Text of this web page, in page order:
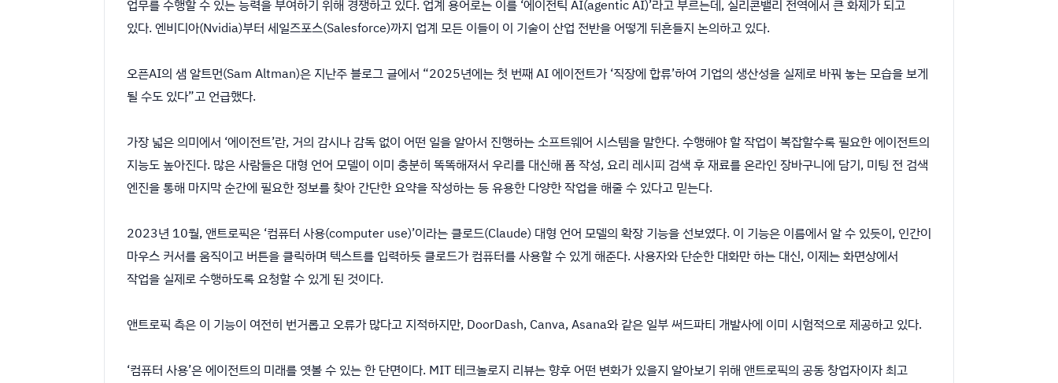
업무를 수행할 수 있는 능력을 부여하기 위해 경쟁하고 있다. 업계 용어로는 이를 ‘에이전틱 AI(agentic AI)’라고 부르는데, 실리콘밸리 전역에서 큰 화제가 되고
있다. 엔비디아(Nvidia)부터 세일즈포스(Salesforce)까지 업계 모든 이들이 이 기술이 산업 전반을 어떻게 뒤흔들지 논의하고 있다.
오픈AI의 샘 알트먼(Sam Altman)은 지난주 블로그 글에서 “2025년에는 첫 번째 AI 에이전트가 ‘직장에 합류’하여 기업의 생산성을 실제로 바꿔 놓는 모습을 보게
될 수도 있다”고 언급했다.
가장 넓은 의미에서 ‘에이전트’란, 거의 감시나 감독 없이 어떤 일을 알아서 진행하는 소프트웨어 시스템을 말한다. 수행해야 할 작업이 복잡할수록 필요한 에이전트의
지능도 높아진다. 많은 사람들은 대형 언어 모델이 이미 충분히 똑똑해져서 우리를 대신해 폼 작성, 요리 레시피 검색 후 재료를 온라인 장바구니에 담기, 미팅 전 검색
엔진을 통해 마지막 순간에 필요한 정보를 찾아 간단한 요약을 작성하는 등 유용한 다양한 작업을 해줄 수 있다고 믿는다.
2023년 10월, 앤트로픽은 ‘컴퓨터 사용(computer use)’이라는 클로드(Claude) 대형 언어 모델의 확장 기능을 선보였다. 이 기능은 이름에서 알 수 있듯이, 인간이
마우스 커서를 움직이고 버튼을 클릭하며 텍스트를 입력하듯 클로드가 컴퓨터를 사용할 수 있게 해준다. 사용자와 단순한 대화만 하는 대신, 이제는 화면상에서
작업을 실제로 수행하도록 요청할 수 있게 된 것이다.
앤트로픽 측은 이 기능이 여전히 번거롭고 오류가 많다고 지적하지만, DoorDash, Canva, Asana와 같은 일부 써드파티 개발사에 이미 시험적으로 제공하고 있다.
‘컴퓨터 사용’은 에이전트의 미래를 엿볼 수 있는 한 단면이다. MIT 테크놀로지 리뷰는 향후 어떤 변화가 있을지 알아보기 위해 앤트로픽의 공동 창업자이자 최고